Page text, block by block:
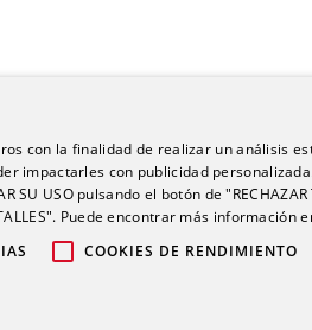
con la finalidad de realizar un análisis
impactarles con publicidad
USO pulsando el botón de "RECHAZAR
Puede encontrar más información
COOKIES DE RENDIMIENTO